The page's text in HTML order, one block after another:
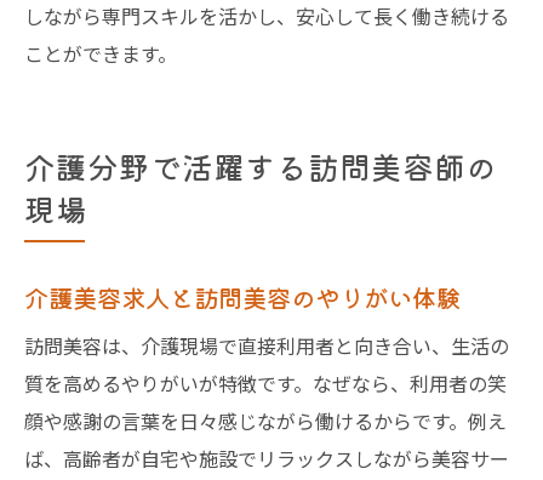
しながら専門スキルを活かし、安心して長く働き続ける
ことができます。
介護分野で活躍する訪問美容師の
現場
介護美容求人と訪問美容のやりがい体験
訪問美容は、介護現場で直接利用者と向き合い、生活の
質を高めるやりがいが特徴です。なぜなら、利用者の笑
顔や感謝の言葉を日々感じながら働けるからです。例え
ば、高齢者が自宅や施設でリラックスしながら美容サー